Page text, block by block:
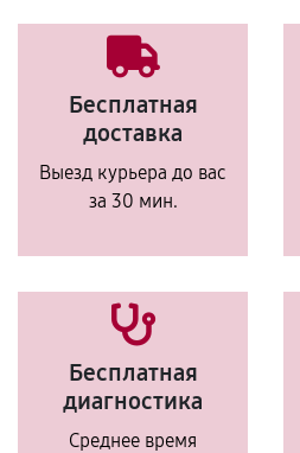
Бесплатная
доставка
Выезд курьера до вас
за 30 мин.
Бесплатная
диагностика
Среднее время